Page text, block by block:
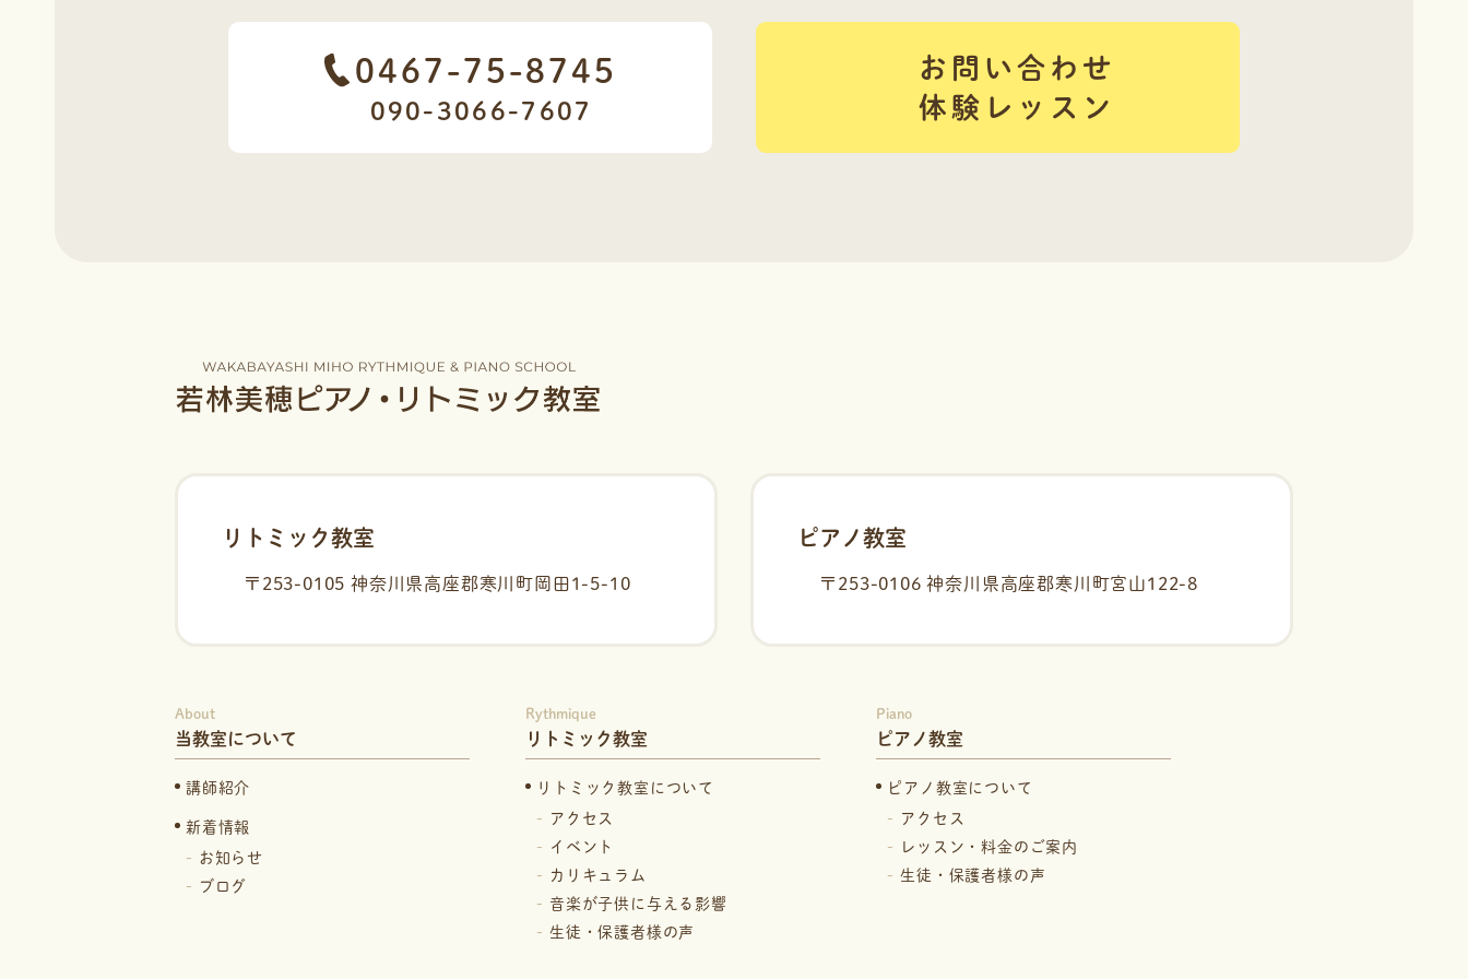
0467-75-8745
090-3066-7607
お問い合わせ
体験レッスン
リトミック教室
〒253-0105神奈川県高座郡寒川町岡田1-5-10
ピアノ教室
〒253-0106神奈川県高座郡寒川町宮山122-8
About
当教室について
講師紹介
新着情報
お知らせ
ブログ
Rythmique
リトミック教室
リトミック教室について
アクセス
イベント
カリキュラム
音楽が子供に与える影響
生徒・保護者様の声
Piano
ピアノ教室
ピアノ教室について
アクセス
レッスン・料金のご案内
生徒・保護者様の声